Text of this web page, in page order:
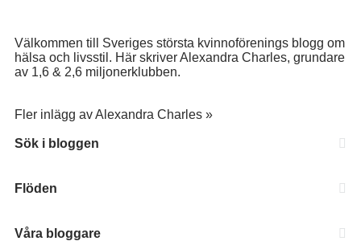
Välkommen till Sveriges största kvinnoförenings blogg om
hälsa och livsstil. Här skriver Alexandra Charles, grundare
av 1,6 & 2,6 miljonerklubben.
Fler inlägg av Alexandra Charles »
Sök i bloggen
Flöden
Våra bloggare